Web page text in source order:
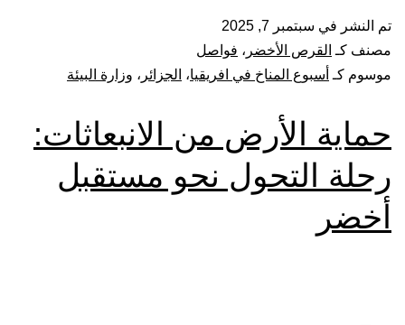
تم النشر في سبتمبر 7, 2025
مصنف كـ القرص الأخضر ، فواصل
موسوم كـ أسبوع المناخ في افريقيا، الجزائر ، وزارة البيئة
حماية الأرض من الانبعاثات:
رحلة التحول نحو مستقبل
أخضر